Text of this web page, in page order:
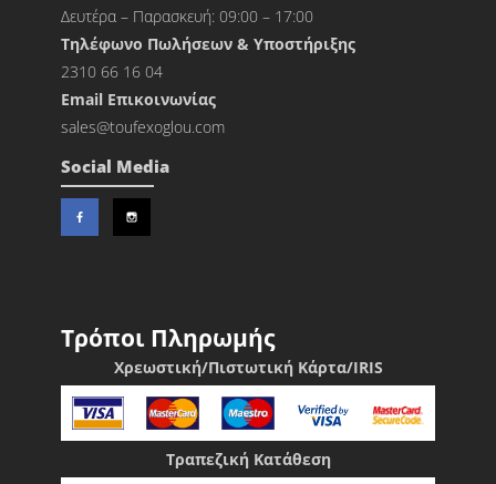
Δευτέρα – Παρασκευή: 09:00 – 17:00
Τηλέφωνο Πωλήσεων & Υποστήριξης
2310 66 16 04
Εmail Επικοινωνίας
sales@toufexoglou.com
Social Media
Τρόποι Πληρωμής
Χρεωστική/Πιστωτική Κάρτα/IRIS
Τραπεζική Κατάθεση